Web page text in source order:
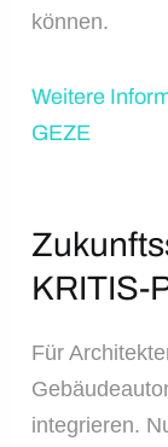
können.
Weitere
GEZE
KRITIS-
Für
integrieren.